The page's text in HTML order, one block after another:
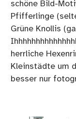
schöne Bild-
Pfifferlinge
Grüne Knollis
herrliche
Kleinstädte um
besser nur